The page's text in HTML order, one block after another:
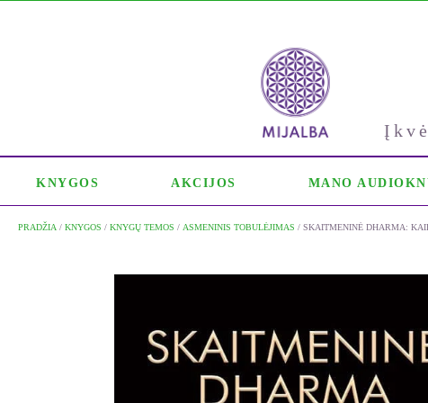
KNYGOS AKCIJOS MANO
PRADŽIA / KNYGOS / KNYGŲ TEMOS / ASMENINIS TOBULĖJIMAS / SKAITMENINĖ DHARMA: